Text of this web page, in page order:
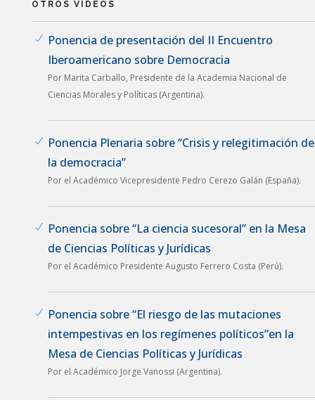
OTROS VIDEOS
Ponencia de presentación del II Encuentro
Iberoamericano sobre Democracia
Por Marita Carballo, Presidente de la Academia Nacional de
Ciencias Morales y Políticas (Argentina).
Ponencia Plenaria sobre “Crisis y relegitimación de
la democracia”
Por el Académico Vicepresidente Pedro Cerezo Galán (España).
Ponencia sobre “La ciencia sucesoral” en la Mesa
de Ciencias Políticas y Jurídicas
Por el Académico Presidente Augusto Ferrero Costa (Perú).
Ponencia sobre “El riesgo de las mutaciones
intempestivas en los regímenes políticos”en la
Mesa de Ciencias Políticas y Jurídicas
Por el Académico Jorge Vanossi (Argentina).